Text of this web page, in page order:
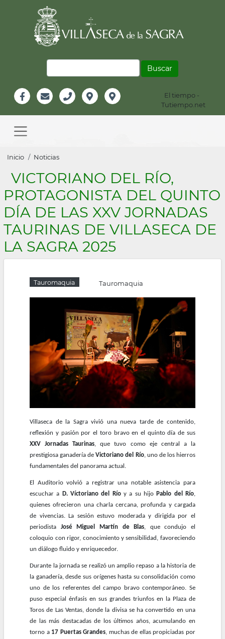
Información
Header
El tiempo -
Tutiempo.net
navigation
Sobrescribir
enlaces
de
ayuda
a
la
navegación
Inicio Noticias
VICTORIANO DEL RÍO,
PROTAGONISTA DEL QUINTO
DÍA DE LAS XXV JORNADAS
TAURINAS DE VILLASECA DE
LA SAGRA 2025
Tauromaquia Tauromaquia
Villaseca de la Sagra vivió una nueva tarde de contenido,
reflexión y pasión por el toro bravo en el quinto día de sus
XXV Jornadas Taurinas , que tuvo como eje central a la
prestigiosa ganadería deVictoriano del Río, uno de los hierros
fundamentales del panorama actual.
El Auditorio volvió a registrar una notable asistencia para
escuchar a
D. Víctoriano del Ríoy a su hijo Pablo del Río,
quienes ofrecieron una charla cercana, profunda y cargada
de vivencias. La sesión estuvo moderada y dirigida por el
periodista José Miguel Martín de Blas , que condujo el
coloquio con rigor, conocimiento y sensibilidad, favoreciendo
un diálogo fluido y enriquecedor.
Durante la jornada se realizó un amplio repaso a la historia de
la ganadería, desde sus orígenes hasta su consolidación como
uno de los referentes del campo bravo contemporáneo. Se
puso especial énfasis en sus grandes triunfos en la Plaza de
Toros de Las Ventas, donde la divisa se ha convertido en una
de las más destacadas de los últimos años, acumulando en
torno a 17 Puertas Grandes , muchas de ellas propiciadas por